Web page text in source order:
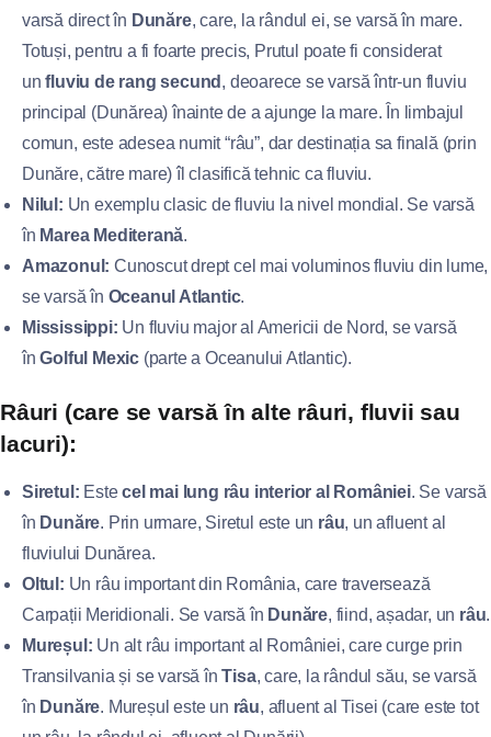
varsă direct în Dunăre, care, la rândul ei, se varsă în mare.
Totuși, pentru a fi foarte precis, Prutul poate fi considerat
unfluviu de rang secund , deoarece se varsă într-un fluviu
principal (Dunărea) înainte de a ajunge la mare. În limbajul
comun, este adesea numit “râu”, dar destinația sa finală (prin
Dunăre, către mare) îl clasifică tehnic ca fluviu.
Nilul: Un exemplu clasic de fluviu la nivel mondial. Se varsă
în Marea Mediterană.
Amazonul: Cunoscut drept cel mai voluminos fluviu din lume,
se varsă în Oceanul Atlantic.
Mississippi: Un fluviu major al Americii de Nord, se varsă
înGolful Mexic (parte a Oceanului Atlantic).
Râuri (care se varsă în alte râuri, fluvii sau
lacuri):
Siretul: Estecel mai lung râu interior al României. Se varsă
în Dunăre. Prin urmare, Siretul este un râu, un afluent al
fluviului Dunărea.
Oltul: Un râu important din România, care traversează
Carpații Meridionali. Se varsă în Dunăre, fiind, așadar, un râu.
Mureșul: Un alt râu important al României, care curge prin
Transilvania și se varsă înTisa, care, la rândul său, se varsă
în Dunăre. Mureșul este un râu, afluent al Tisei (care este tot